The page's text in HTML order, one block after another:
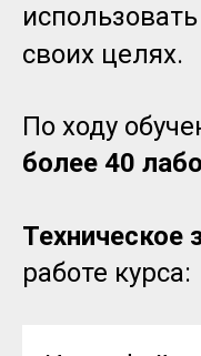
своих целях.
По ходу
более 40
Техническое
работе курса: